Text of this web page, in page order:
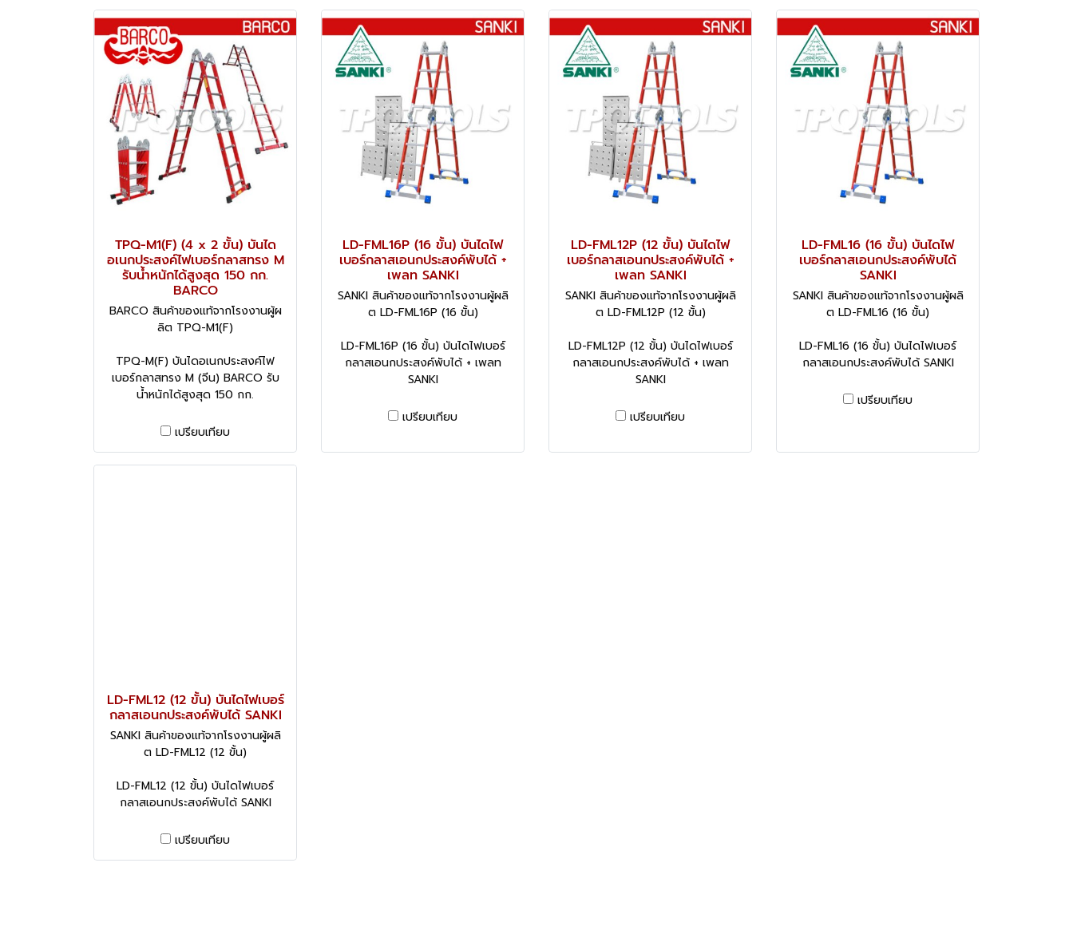
TPQ-M1(F) (4 x 2 ขั้น) บันได
อเนกประสงค์ไฟเบอร์กลาสทรง M
รับน้ำหนักได้สูงสุด 150 กก.
BARCO
BARCO สินค้าของแท้จากโรงงานผู้ผ
ลิต TPQ-M1(F)
TPQ-M(F) บันไดอเนกประสงค์ไฟ
เบอร์กลาสทรง M (จีน) BARCO รับ
น้ำหนักได้สูงสุด 150 กก.
เปรียบเทียบ
LD-FML16P (16 ขั้น) บันไดไฟ
เบอร์กลาสเอนกประสงค์พับได้ +
เพลท SANKI
SANKI สินค้าของแท้จากโรงงานผู้ผลิ
ต LD-FML16P (16 ขั้น)
LD-FML16P (16 ขั้น) บันไดไฟเบอร์
กลาสเอนกประสงค์พับได้ + เพลท
SANKI
เปรียบเทียบ
LD-FML12P (12 ขั้น) บันไดไฟ
เบอร์กลาสเอนกประสงค์พับได้ +
เพลท SANKI
SANKI สินค้าของแท้จากโรงงานผู้ผลิ
ต LD-FML12P (12 ขั้น)
LD-FML12P (12 ขั้น) บันไดไฟเบอร์
กลาสเอนกประสงค์พับได้ + เพลท
SANKI
เปรียบเทียบ
LD-FML16 (16 ขั้น) บันไดไฟ
เบอร์กลาสเอนกประสงค์พับได้
SANKI
SANKI สินค้าของแท้จากโรงงานผู้ผลิ
ต LD-FML16 (16 ขั้น)
LD-FML16 (16 ขั้น) บันไดไฟเบอร์
กลาสเอนกประสงค์พับได้ SANKI
เปรียบเทียบ
LD-FML12 (12 ขั้น) บันไดไฟเบอร์
กลาสเอนกประสงค์พับได้ SANKI
SANKI สินค้าของแท้จากโรงงานผู้ผลิ
ต LD-FML12 (12 ขั้น)
LD-FML12 (12 ขั้น) บันไดไฟเบอร์
กลาสเอนกประสงค์พับได้ SANKI
เปรียบเทียบ